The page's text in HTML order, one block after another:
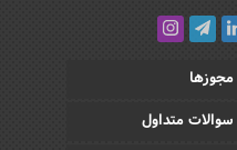
مجوزها
سوالات متداول